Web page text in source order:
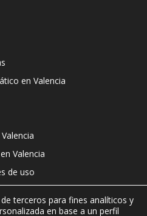
en Valencia
Valencia
de uso
terceros para fines analíticos y
en base a un perfil